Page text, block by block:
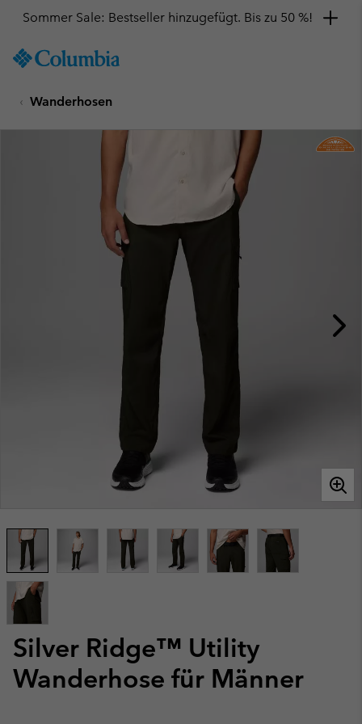
TO
SKIP
MAIN
Sommer Sale: Bestseller hinzugefügt. Bis zu 50 %!
Wanderhosen
Silver Ridge™ Utility
Wanderhose für Männer